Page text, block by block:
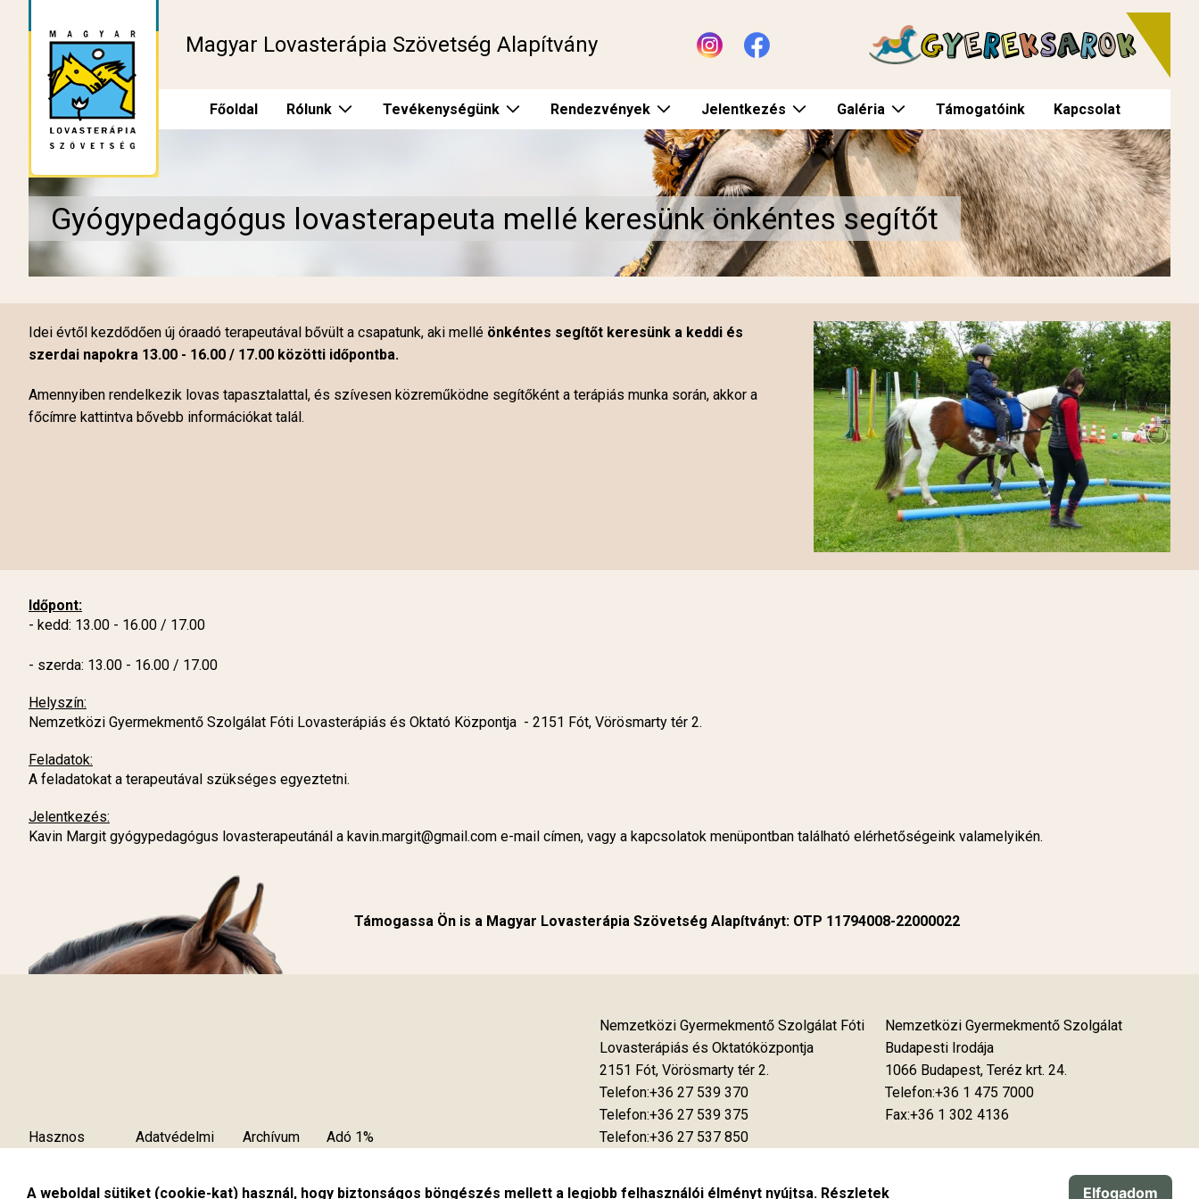
Magyar Lovasterápia Szövetség Alapítvány
Főoldal Rólunk Tevékenységünk Rendezvények Jelentkezés Galéria Támogatóink Kapcsolat
Gyógypedagógus lovasterapeuta mellé keresünk önkéntes segítőt
Idei évtől kezdődően új óraadó terapeutával bővült a csapatunk, aki mellé önkéntes segítőt keresünk a keddi és
szerdai napokra 13.00 - 16.00 / 17.00 közötti időpontba.
Amennyiben rendelkezik lovas tapasztalattal, és szívesen közreműködne segítőként a terápiás munka során, akkor a
főcímre kattintva bővebb információkat talál.
Időpont:
- kedd: 13.00 - 16.00 / 17.00
- szerda: 13.00 - 16.00 / 17.00
Helyszín:
Nemzetközi Gyermekmentő Szolgálat Fóti Lovasterápiás és Oktató Központja - 2151 Fót, Vörösmarty tér 2.
Feladatok:
A feladatokat a terapeutával szükséges egyeztetni.
Jelentkezés:
Kavin Margit gyógypedagógus lovasterapeutánál a kavin.margit@gmail.com e-mail címen, vagy a kapcsolatok menüpontban található elérhetőségeink valamelyikén.
Támogassa Ön is a Magyar Lovasterápia Szövetség Alapítványt: OTP 11794008-22000022
Hasznos
Adatvédelmi
Archívum Adó 1%
Nemzetközi Gyermekmentő Szolgálat Fóti
Lovasterápiás és Oktatóközpontja
2151 Fót, Vörösmarty tér 2.
Telefon:+36 27 539 370
Telefon:+36 27 539 375
Telefon:+36 27 537 850
Nemzetközi Gyermekmentő Szolgálat
Budapesti Irodája
1066 Budapest, Teréz krt. 24.
Telefon:+36 1 475 7000
Fax:+36 1 302 4136
A weboldal sütiket (cookie-kat) használ, hogy biztonságos böngészés mellett a legjobb felhasználói élményt nyújtsa. Részletek Elfogadom